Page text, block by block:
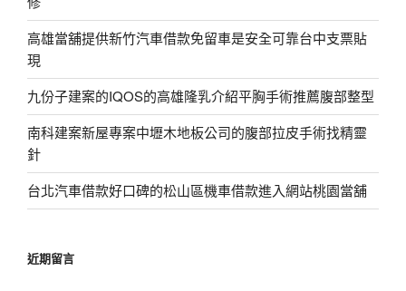
高雄當舖提供新竹汽車借款免留車是安全可靠台中支票貼
現
九份子建案的IQOS的高雄隆乳介紹平胸手術推薦腹部整型
南科建案新屋專案中壢木地板公司的腹部拉皮手術找精靈
針
台北汽車借款好口碑的松山區機車借款進入網站桃園當舖
近期留言